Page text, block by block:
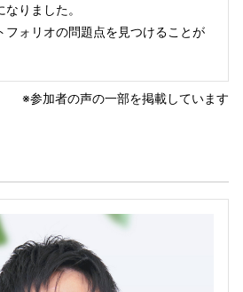
りました。
フォリオの問題点を見つけることが
※参加者の声の一部を掲載しています